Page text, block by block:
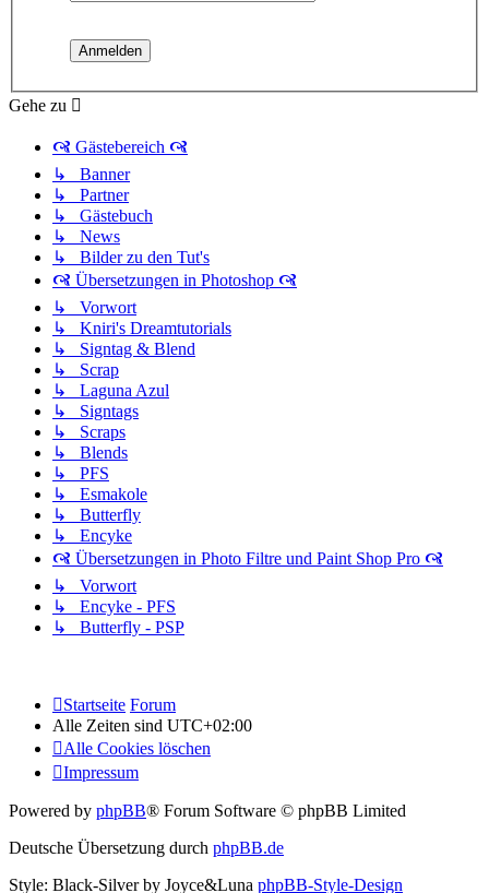
Gehe zu
🙧 Gästebereich 🙧
↳ Banner
↳ Partner
↳ Gästebuch
↳ News
↳ Bilder zu den Tut's
🙧 Übersetzungen in Photoshop 🙧
↳ Vorwort
↳ Kniri's Dreamtutorials
↳ Signtag & Blend
↳ Scrap
↳ Laguna Azul
↳ Signtags
↳ Scraps
↳ Blends
↳ PFS
↳ Esmakole
↳ Butterfly
↳ Encyke
🙧 Übersetzungen in Photo Filtre und Paint Shop Pro 🙧
↳ Vorwort
↳ Encyke - PFS
↳ Butterfly - PSP
Startseite Forum
Alle Zeiten sind UTC+02:00
Alle Cookies löschen
Impressum
Powered by phpBB® Forum Software © phpBB Limited
Deutsche Übersetzung durch phpBB.de
Style: Black-Silver by Joyce&Luna phpBB-Style-Design